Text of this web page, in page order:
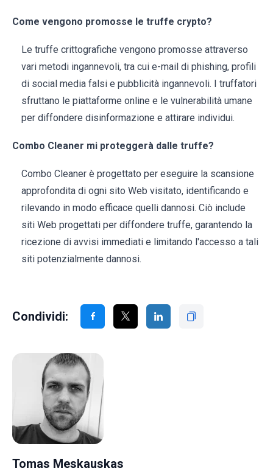
Come vengono promosse le truffe crypto?
Le truffe crittografiche vengono promosse attraverso
vari metodi ingannevoli, tra cui e-mail di phishing, profili
di social media falsi e pubblicità ingannevoli. I truffatori
sfruttano le piattaforme online e le vulnerabilità umane
per diffondere disinformazione e attirare individui.
Combo Cleaner mi proteggerà dalle truffe?
Combo Cleaner è progettato per eseguire la scansione
approfondita di ogni sito Web visitato, identificando e
rilevando in modo efficace quelli dannosi. Ciò include
siti Web progettati per diffondere truffe, garantendo la
ricezione di avvisi immediati e limitando l'accesso a tali
siti potenzialmente dannosi.
Condividi:
Tomas Meskauskas